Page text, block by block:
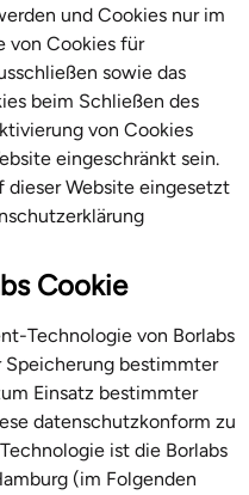
und Cookies nur im
von Cookies für
sowie das
beim Schließen des
von Cookies
eingeschränkt sein.
dieser Website eingesetzt
Cookie
Technologie von Borlabs
Speicherung bestimmter
Einsatz bestimmter
datenschutzkonform zu
ist die Borlabs
(im Folgenden